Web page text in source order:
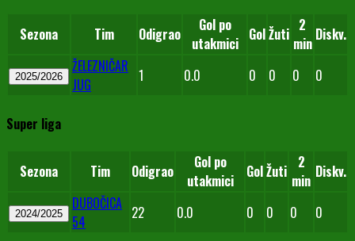
Sezona Tim Odigrao
Gol po
utakmici
GolŽuti 2
min Diskv.
2025/2026
ŽELEZNIČAR
JUG
1 0.0 0 0 0 0
Super liga
Sezona Tim Odigrao
Gol po
utakmici
GolŽuti
2
min Diskv.
2024/2025
DUBOČICA
54
22 0.0 0 0 0 0